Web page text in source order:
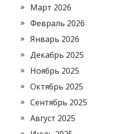
Март 2026
Февраль 2026
Январь 2026
Декабрь 2025
Ноябрь 2025
Октябрь 2025
Сентябрь 2025
Август 2025